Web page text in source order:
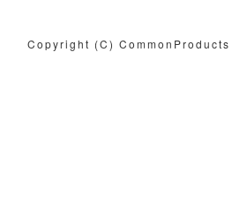
Copyright (C)